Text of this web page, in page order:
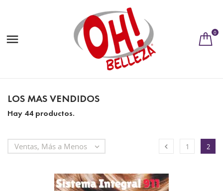
 0
LOS MAS VENDIDOS
Hay 44 productos.
Ventas, Más a Menos   1 2